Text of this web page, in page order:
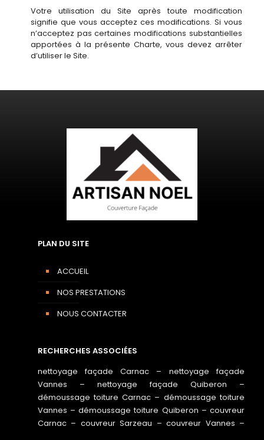
Votre utilisation du Site après toute modification
signifie que vous acceptez ces modifications. Si vous
n’acceptez pas certaines modifications substantielles
apportées à la présente Charte, vous devez arrêter
d’utiliser le Site.
PLAN DU SITE
ACCUEIL
NOS PRESTATIONS
NOUS CONTACTER
RECHERCHES ASSOCIÉES
nettoyage façade Carnac – nettoyage façade
Vannes – nettoyage façade Quiberon –
démoussage toiture Carnac – démoussage toiture
Vannes –démoussage toiture Quiberon – couvreur
Carnac– couvreur Sarzeau –couvreur Vannes –